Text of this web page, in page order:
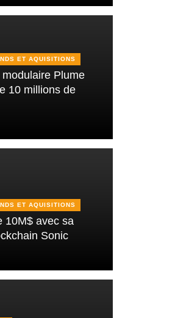
ET AQUISITIONS
modulaire Plume
10 millions de
ET AQUISITIONS
10M$ avec sa
Sonic